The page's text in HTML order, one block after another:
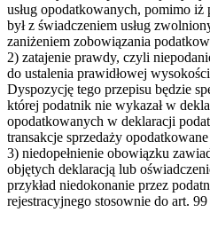
usług opodatkowanych, pomimo iż
był z świadczeniem usług
zaniżeniem zobowiązania
2) zatajenie prawdy, czyli
do ustalenia prawidłowej
Dyspozycję tego przepisu będzie
której podatnik nie wykazał w
opodatkowanych w deklaracji
transakcje sprzedaży
3) niedopełnienie obowiązku
objętych deklaracją lub
przykład niedokonanie przez
rejestracyjnego stosownie do art.